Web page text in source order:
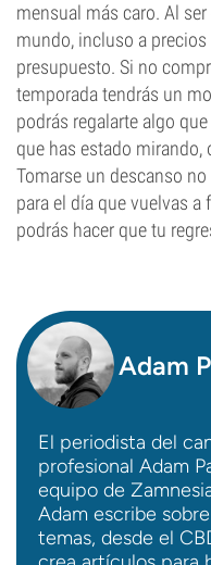
mensual más caro. Al
mundo, incluso a
presupuesto. Si no
temporada tendrás un
podrás regalarte algo
que has estado
Tomarse un descanso
para el día que vuelvas a
podrás hacer que tu
Adam
El periodista del
profesional Adam
equipo de
Adam escribe
temas, desde el